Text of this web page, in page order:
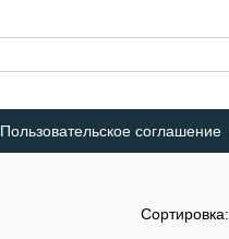
Пользовательское соглашение
Сортировка: